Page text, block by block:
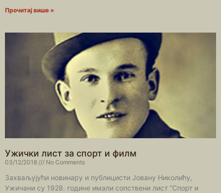
Прочитај више »
Ужички лист за спорт и филм
03/12/2018 No Comments
Захваљујући новинару и публицисти Јовану Николићу,
Ужичани су 1928. године имали сопствени лист “Спорт и